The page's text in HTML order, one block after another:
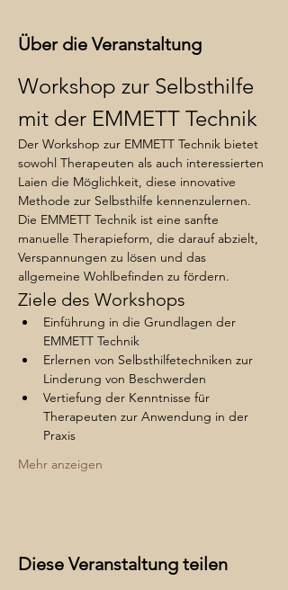
Über die Veranstaltung
Workshop zur Selbsthilfe
mit der EMMETT Technik
Der Workshop zur EMMETT Technik bietet
sowohl Therapeuten als auch interessierten
Laien die Möglichkeit, diese innovative
Methode zur Selbsthilfe kennenzulernen.
Die EMMETT Technik ist eine sanfte
manuelle Therapieform, die darauf abzielt,
Verspannungen zu lösen und das
allgemeine Wohlbefinden zu fördern.
Ziele des Workshops
Einführung in die Grundlagen der
EMMETT Technik
Erlernen von Selbsthilfetechniken zur
Linderung von Beschwerden
Vertiefung der Kenntnisse für
Therapeuten zur Anwendung in der
Praxis
Mehr anzeigen
Diese Veranstaltung teilen